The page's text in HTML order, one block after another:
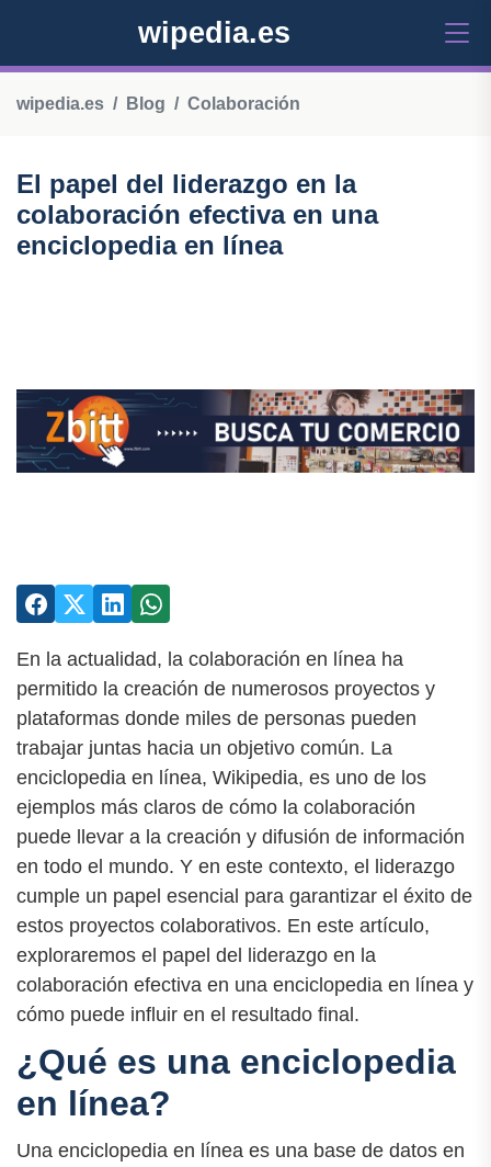
wipedia.es
wipedia.es Blog Colaboración
El papel del liderazgo en la
colaboración efectiva en una
enciclopedia en línea
En la actualidad, la colaboración en línea ha
permitido la creación de numerosos proyectos y
plataformas donde miles de personas pueden
trabajar juntas hacia un objetivo común. La
enciclopedia en línea, Wikipedia, es uno de los
ejemplos más claros de cómo la colaboración
puede llevar a la creación y difusión de información
en todo el mundo. Y en este contexto, el liderazgo
cumple un papel esencial para garantizar el éxito de
estos proyectos colaborativos. En este artículo,
exploraremos el papel del liderazgo en la
colaboración efectiva en una enciclopedia en línea y
cómo puede influir en el resultado final.
¿Qué es una enciclopedia
en línea?
Una enciclopedia en línea es una base de datos en